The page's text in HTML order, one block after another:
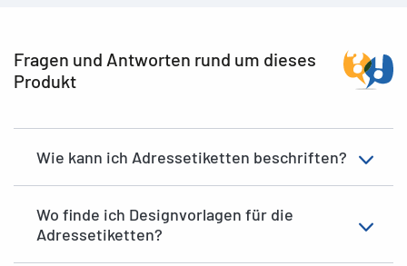
Fragen und Antworten rund um dieses
Produkt
Wie kann ich Adressetiketten beschriften?
Wo finde ich Designvorlagen für die
Adressetiketten?